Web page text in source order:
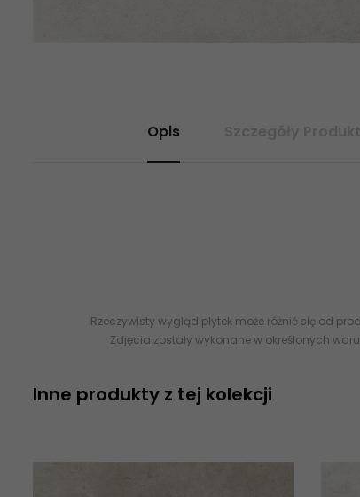
Opis
Rzeczywisty wygląd płytek może różnić się od
Zdjęcia zostały wykonane w określonych
Inne produkty z tej kolekcji